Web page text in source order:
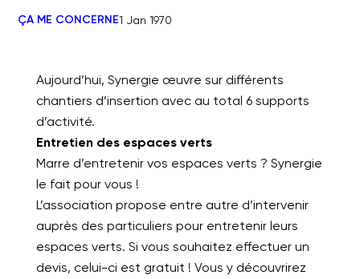
ÇA ME CONCERNE1 Jan 1970
Aujourd’hui, Synergie œuvre sur différents
chantiers d’insertion avec au total 6 supports
d’activité.
Entretien des espaces verts
Marre d’entretenir vos espaces verts ? Synergie
le fait pour vous !
L’association propose entre autre d’intervenir
auprès des particuliers pour entretenir leurs
espaces verts. Si vous souhaitez effectuer un
devis, celui-ci est gratuit ! Vous y découvrirez